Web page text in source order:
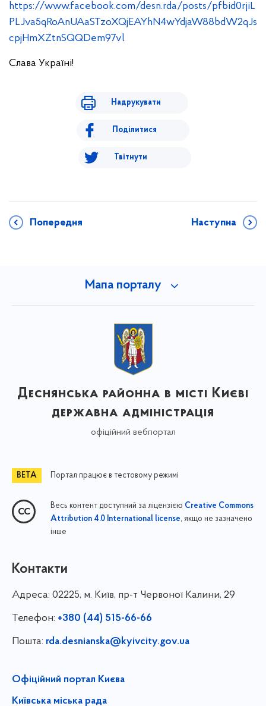
https://www.facebook.com/desn.rda/posts/pfbid0rjiL
PLJva5qRoAnUAaSTzoXQjEAYhN4wYdjaW88bdW2qJs
cpjHmXZtnSQQDem97vl
Слава Україні!
Надрукувати
Поділитися
Твітнути
Попередня Наступна
Мапа порталу
Деснянська районна в місті Києві
державна адміністрація
офіційний вебпортал
Портал працює в тестовому режимі
Весь контент доступний за ліцензією Creative Commons
Attribution 4.0 International license, якщо не зазначено
інше
Контакти
Адреса: 02225, м. Київ, пр-т Червоної Калини, 29
Телефон: +380 (44) 515-66-66
Пошта: rda.desnianska@kyivcity.gov.ua
Офіційний портал Києва
Київська міська рада